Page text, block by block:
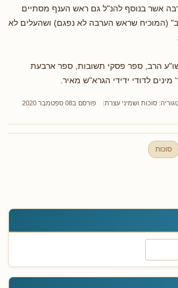
אשר בנוסף להנ"ל גם ראש הענף מסתיים
(המוכיח שראש הערבה לא נפגם) ושהעלים לא
הרב, ספר פסקי תשובות, ספר ארבעת
מינים לדודי ידידי הגרא"ש מאיר.
סוכות ושמיני עצרת
פורסם ב08 ספטמבר 2020
סוכות